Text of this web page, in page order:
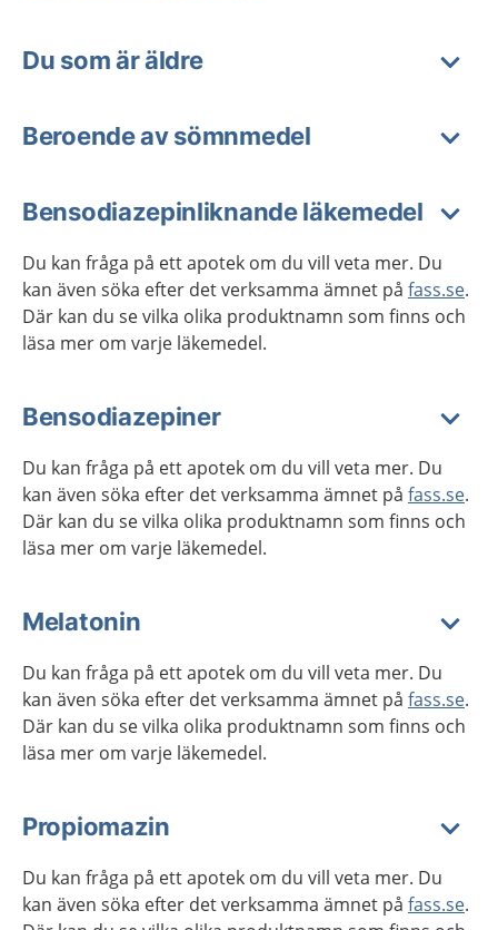
Du som är äldre
Beroende av sömnmedel
Bensodiazepinliknande läkemedel
Du kan fråga på ett apotek om du vill veta mer. Du
kan även söka efter det verksamma ämnet på fass.se.
Där kan du se vilka olika produktnamn som finns och
läsa mer om varje läkemedel.
Bensodiazepiner
Du kan fråga på ett apotek om du vill veta mer. Du
kan även söka efter det verksamma ämnet på fass.se.
Där kan du se vilka olika produktnamn som finns och
läsa mer om varje läkemedel.
Melatonin
Du kan fråga på ett apotek om du vill veta mer. Du
kan även söka efter det verksamma ämnet på fass.se.
Där kan du se vilka olika produktnamn som finns och
läsa mer om varje läkemedel.
Propiomazin
Du kan fråga på ett apotek om du vill veta mer. Du
kan även söka efter det verksamma ämnet på fass.se.